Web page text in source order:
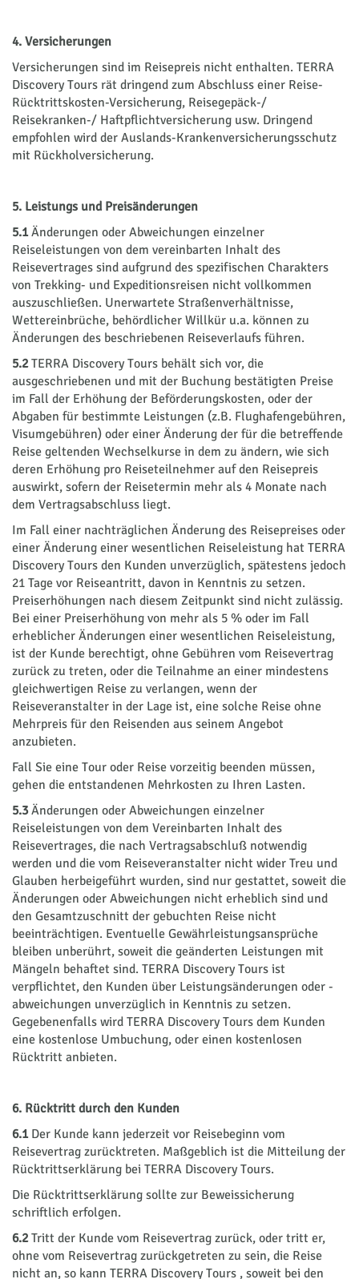
4. Versicherungen
Versicherungen sind im Reisepreis nicht enthalten. TERRA
Discovery Tours rät dringend zum Abschluss einer Reise-
Rücktrittskosten-Versicherung, Reisegepäck-/
Reisekranken-/ Haftpflichtversicherung usw. Dringend
empfohlen wird der Auslands-Krankenversicherungsschutz
mit Rückholversicherung.
5. Leistungs und Preisänderungen
5.1Änderungen oder Abweichungen einzelner
Reiseleistungen von dem vereinbarten Inhalt des
Reisevertrages sind aufgrund des spezifischen Charakters
von Trekking- und Expeditionsreisen nicht vollkommen
auszuschließen. Unerwartete Straßenverhältnisse,
Wettereinbrüche, behördlicher Willkür u.a. können zu
Änderungen des beschriebenen Reiseverlaufs führen.
5.2TERRA Discovery Tours behält sich vor, die
ausgeschriebenen und mit der Buchung bestätigten Preise
im Fall der Erhöhung der Beförderungskosten, oder der
Abgaben für bestimmte Leistungen (z.B. Flughafengebühren,
Visumgebühren) oder einer Änderung der für die betreffende
Reise geltenden Wechselkurse in dem zu ändern, wie sich
deren Erhöhung pro Reiseteilnehmer auf den Reisepreis
auswirkt, sofern der Reisetermin mehr als 4 Monate nach
dem Vertragsabschluss liegt.
Im Fall einer nachträglichen Änderung des Reisepreises oder
einer Änderung einer wesentlichen Reiseleistung hat TERRA
Discovery Tours den Kunden unverzüglich, spätestens jedoch
21 Tage vor Reiseantritt, davon in Kenntnis zu setzen.
Preiserhöhungen nach diesem Zeitpunkt sind nicht zulässig.
Bei einer Preiserhöhung von mehr als 5 % oder im Fall
erheblicher Änderungen einer wesentlichen Reiseleistung,
ist der Kunde berechtigt, ohne Gebühren vom Reisevertrag
zurück zu treten, oder die Teilnahme an einer mindestens
gleichwertigen Reise zu verlangen, wenn der
Reiseveranstalter in der Lage ist, eine solche Reise ohne
Mehrpreis für den Reisenden aus seinem Angebot
anzubieten.
Fall Sie eine Tour oder Reise vorzeitig beenden müssen,
gehen die entstandenen Mehrkosten zu Ihren Lasten.
5.3Änderungen oder Abweichungen einzelner
Reiseleistungen von dem Vereinbarten Inhalt des
Reisevertrages, die nach Vertragsabschluß notwendig
werden und die vom Reiseveranstalter nicht wider Treu und
Glauben herbeigeführt wurden, sind nur gestattet, soweit die
Änderungen oder Abweichungen nicht erheblich sind und
den Gesamtzuschnitt der gebuchten Reise nicht
beeinträchtigen. Eventuelle Gewährleistungsansprüche
bleiben unberührt, soweit die geänderten Leistungen mit
Mängeln behaftet sind. TERRA Discovery Tours ist
verpflichtet, den Kunden über Leistungsänderungen oder -
abweichungen unverzüglich in Kenntnis zu setzen.
Gegebenenfalls wird TERRA Discovery Tours dem Kunden
eine kostenlose Umbuchung, oder einen kostenlosen
Rücktritt anbieten.
6. Rücktritt durch den Kunden
6.1Der Kunde kann jederzeit vor Reisebeginn vom
Reisevertrag zurücktreten. Maßgeblich ist die Mitteilung der
Rücktrittserklärung bei TERRA Discovery Tours.
Die Rücktrittserklärung sollte zur Beweissicherung
schriftlich erfolgen.
6.2Tritt der Kunde vom Reisevertrag zurück, oder tritt er,
ohne vom Reisevertrag zurückgetreten zu sein, die Reise
nicht an, so kann TERRA Discovery Tours , soweit bei den